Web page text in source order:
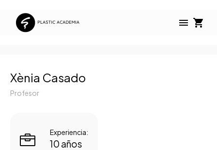
Xènia Casado
Profesor

 Experiencia:
10 años